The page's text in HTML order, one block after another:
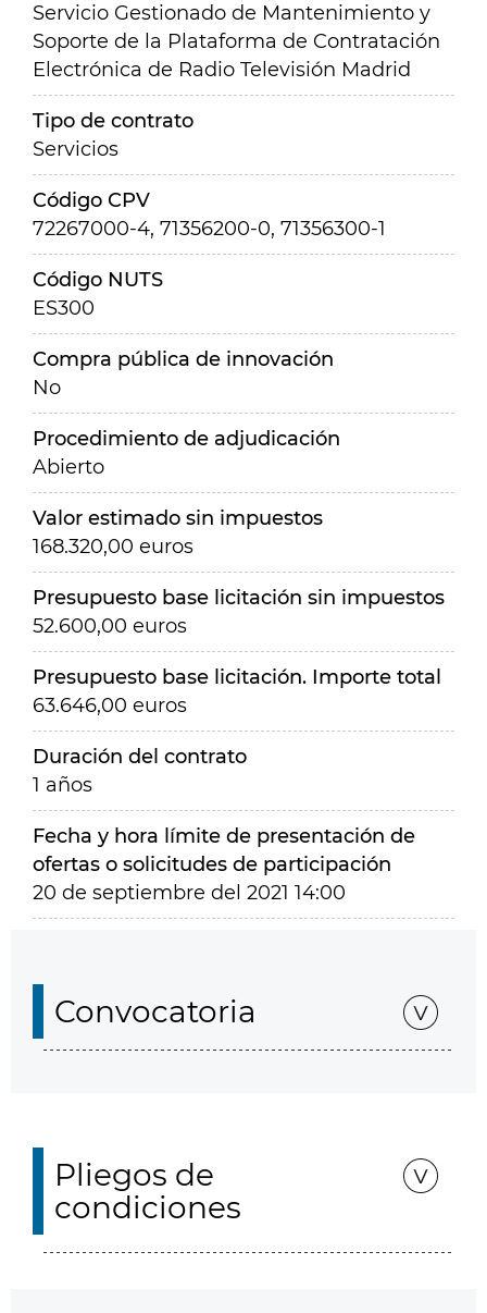
Servicio Gestionado de Mantenimiento y
Soporte de la Plataforma de Contratación
Electrónica de Radio Televisión Madrid
Tipo de contrato
Servicios
Código CPV
72267000-4, 71356200-0, 71356300-1
Código NUTS
ES300
Compra pública de innovación
No
Procedimiento de adjudicación
Abierto
Valor estimado sin impuestos
168.320,00 euros
Presupuesto base licitación sin impuestos
52.600,00 euros
Presupuesto base licitación. Importe total
63.646,00 euros
Duración del contrato
1 años
Fecha y hora límite de presentación de
ofertas o solicitudes de participación
20 de septiembre del 2021 14:00
Convocatoria
Pliegos de
condiciones